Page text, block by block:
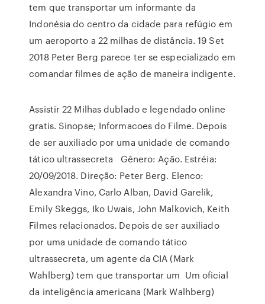
tem que transportar um informante da
Indonésia do centro da cidade para refúgio em
um aeroporto a 22 milhas de distância. 19 Set
2018 Peter Berg parece ter se especializado em
comandar filmes de ação de maneira indigente.
Assistir 22 Milhas dublado e legendado online
gratis. Sinopse; Informacoes do Filme. Depois
de ser auxiliado por uma unidade de comando
tático ultrassecreta Gênero: Ação. Estréia:
20/09/2018. Direção: Peter Berg. Elenco:
Alexandra Vino, Carlo Alban, David Garelik,
Emily Skeggs, Iko Uwais, John Malkovich, Keith
Filmes relacionados. Depois de ser auxiliado
por uma unidade de comando tático
ultrassecreta, um agente da CIA (Mark
Wahlberg) tem que transportar um Um oficial
da inteligência americana (Mark Walhberg)